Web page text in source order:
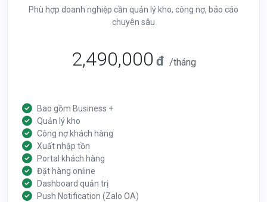
Phù hợp doanh nghiệp cần quản lý kho, công nợ, báo cáo
chuyên sâu
2,490,000 đ /tháng
Bao gồm Business +
Quản lý kho
Công nợ khách hàng
Xuất nhập tồn
Portal khách hàng
Đặt hàng online
Dashboard quản trị
Push Notification (Zalo OA)